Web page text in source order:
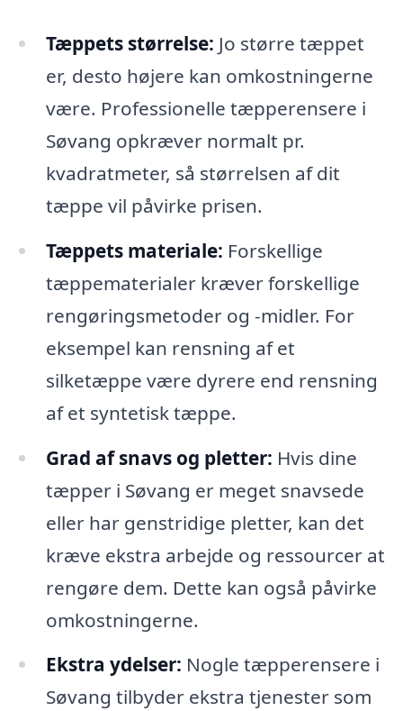
Tæppets størrelse: Jo større tæppet
er, desto højere kan omkostningerne
være. Professionelle tæpperensere i
Søvang opkræver normalt pr.
kvadratmeter, så størrelsen af dit
tæppe vil påvirke prisen.
Tæppets materiale: Forskellige
tæppematerialer kræver forskellige
rengøringsmetoder og -midler. For
eksempel kan rensning af et
silketæppe være dyrere end rensning
af et syntetisk tæppe.
Grad af snavs og pletter: Hvis dine
tæpper i Søvang er meget snavsede
eller har genstridige pletter, kan det
kræve ekstra arbejde og ressourcer at
rengøre dem. Dette kan også påvirke
omkostningerne.
Ekstra ydelser: Nogle tæpperensere i
Søvang tilbyder ekstra tjenester som